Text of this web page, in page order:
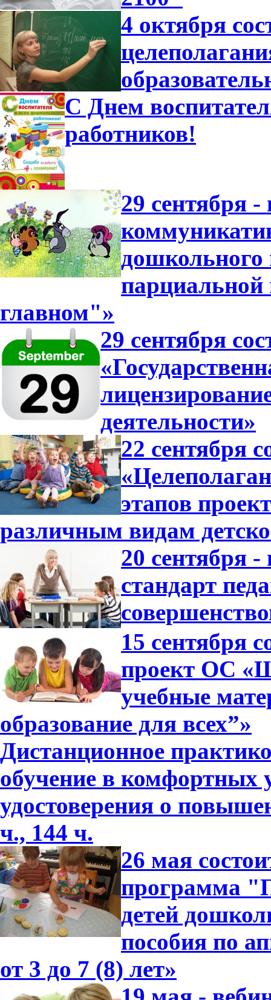
4 октября
С Днем
работников!
29 сентября
дошкольного
главном"»
29 сентября
деятельности»
22 сентября
этапов
различным видам
20 сентября
стандарт
15 сентября
проект ОС
учебные
образование для всех”»
Дистанционное
обучение в комфортных
удостоверения о
ч., 144 ч.
26 мая
программа
детей
пособия по
от 3 до 7 (8) лет»